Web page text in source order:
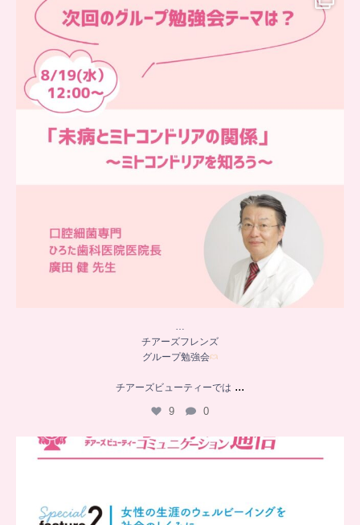
グループ勉強会
…
チアーズフレンズ
グループ勉強会
チアーズビューティーでは ...
9 0
..
8